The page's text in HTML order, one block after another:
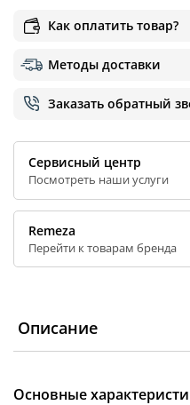
Как оплатить товар?
Методы доставки
Заказать обратный
Сервисный центр
Посмотреть наши услуги
Remeza
Перейти к товарам бренда
Описание
Основные